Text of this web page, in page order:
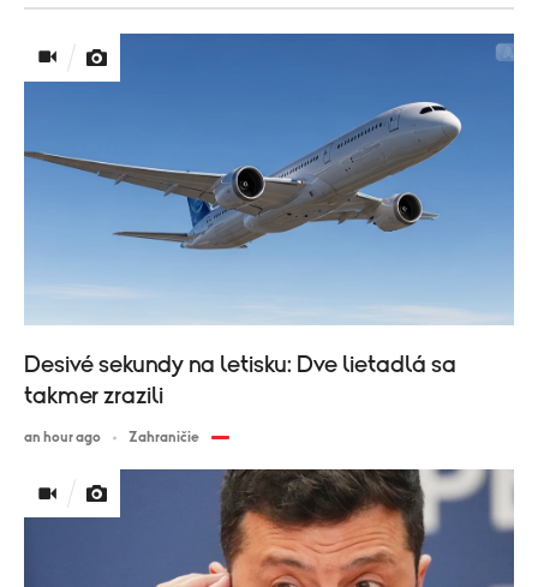
Desivé sekundy na letisku: Dve lietadlá sa
takmer zrazili
an hour ago Zahraničie